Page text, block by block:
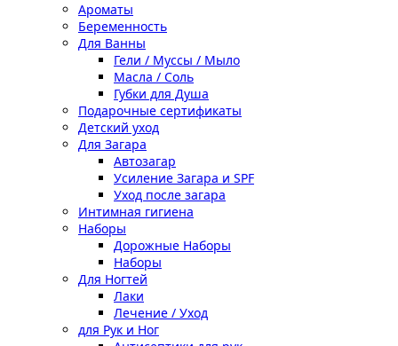
Ароматы
Беременность
Для Ванны
Гели / Муссы / Мыло
Масла / Соль
Губки для Душа
Подарочные сертификаты
Детский уход
Для Загара
Автозагар
Усиление Загара и SPF
Уход после загара
Интимная гигиена
Наборы
Дорожные Наборы
Наборы
Для Ногтей
Лаки
Лечение / Уход
для Рук и Ног